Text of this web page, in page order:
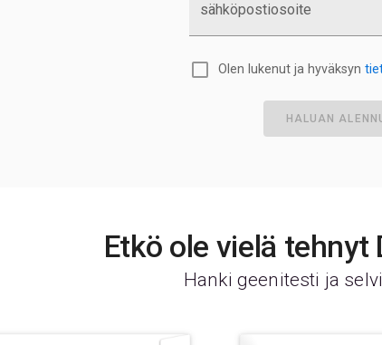
sähköpostiosoite
Olen lukenut ja hyväksyn
HALUAN
Etkö ole vielä tehnyt
Hanki geenitesti ja